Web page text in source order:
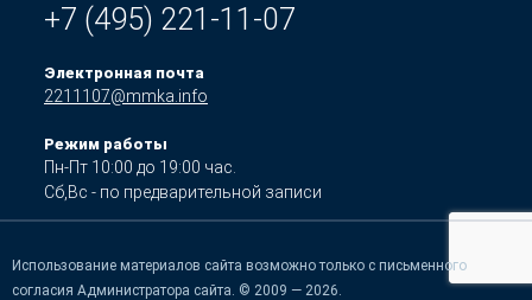
+7 (495) 221-11-07
Электронная почта
2211107@mmka.info
Режим работы
Пн-Пт 10:00 до 19:00 час.
Сб,Вс - по предварительной записи
Использование материалов сайта возможно только с письменного
согласия Администратора сайта. © 2009 — 2026.